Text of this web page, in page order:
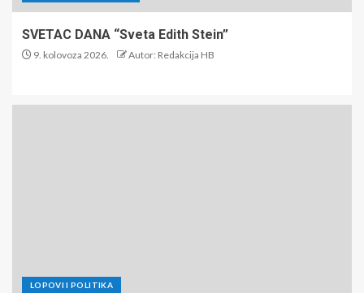
SVETAC DANA “Sveta Edith Stein”
9. kolovoza 2026. Autor: Redakcija HB
LOPOVI I POLITIKA